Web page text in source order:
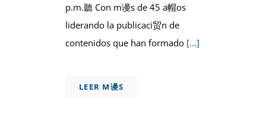
p.m.聽 Con m谩s de 45 a帽os
liderando la publicaci贸n de
contenidos que han formado[...]
LEER M谩S